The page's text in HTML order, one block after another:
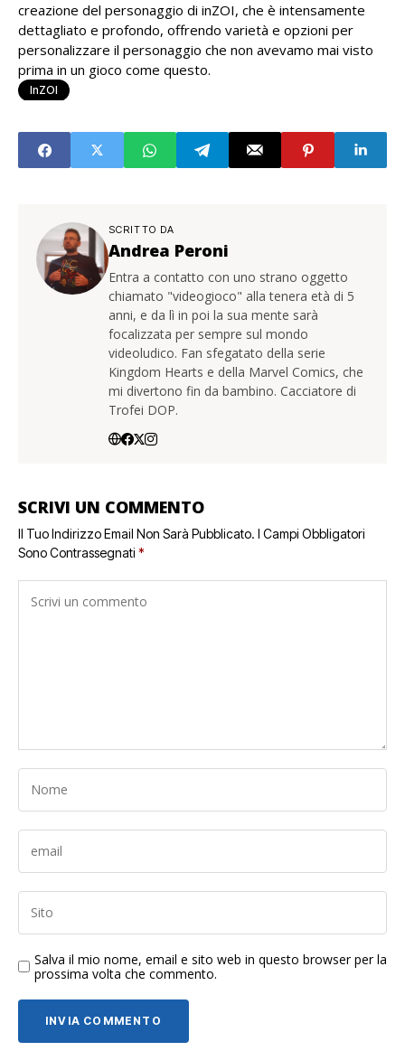
creazione del personaggio di inZOI, che è intensamente
dettagliato e profondo, offrendo varietà e opzioni per
personalizzare il personaggio che non avevamo mai visto
prima in un gioco come questo.
InZOI
SCRITTO DA
Andrea Peroni
Entra a contatto con uno strano oggetto
chiamato "videogioco" alla tenera età di 5
anni, e da lì in poi la sua mente sarà
focalizzata per sempre sul mondo
videoludico. Fan sfegatato della serie
Kingdom Hearts e della Marvel Comics, che
mi divertono fin da bambino. Cacciatore di
Trofei DOP.
SCRIVI UN COMMENTO
Il Tuo Indirizzo Email Non Sarà Pubblicato. I Campi Obbligatori
Sono Contrassegnati *
Salva il mio nome, email e sito web in questo browser per la
prossima volta che commento.